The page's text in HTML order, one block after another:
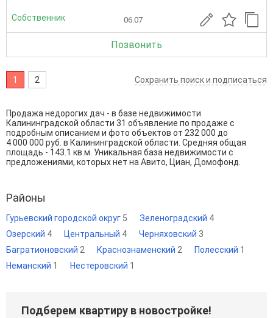
Собственник 06.07
Позвонить
1 2 Сохранить поиск и подписаться
Продажа недорогих дач - в базе недвижимости
Калининградской области 31 объявление по продаже с
подробным описанием и фото объектов от 232 000 до
4 000 000 руб. в Калининградской области. Средняя общая
площадь - 143.1 кв.м. Уникальная база недвижимости с
предложениями, которых нет на Авито, Циан, Домофонд.
Районы
Гурьевский городской округ 5 Зеленоградский 4
Озерский 4 Центральный 4 Черняховский 3
Багратионовский 2 Краснознаменский 2 Полесский 1
Неманский 1 Нестеровский 1
Подберем квартиру в новостройке!